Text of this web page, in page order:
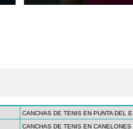
CANCHAS DE TENIS EN PUNTA DEL
CANCHAS DE TENIS EN CANELONES